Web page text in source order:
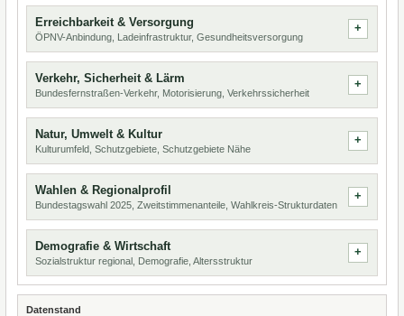
Erreichbarkeit & Versorgung
ÖPNV-Anbindung, Ladeinfrastruktur, Gesundheitsversorgung
Verkehr, Sicherheit & Lärm
Bundesfernstraßen-Verkehr, Motorisierung, Verkehrssicherheit
Natur, Umwelt & Kultur
Kulturumfeld, Schutzgebiete, Schutzgebiete Nähe
Wahlen & Regionalprofil
Bundestagswahl 2025, Zweitstimmenanteile, Wahlkreis-Strukturdaten
Demografie & Wirtschaft
Sozialstruktur regional, Demografie, Altersstruktur
Datenstand